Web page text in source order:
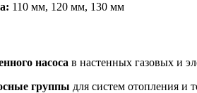
110 мм, 120 мм, 130 мм
насоса в настенных газовых и
группы для систем отопления и